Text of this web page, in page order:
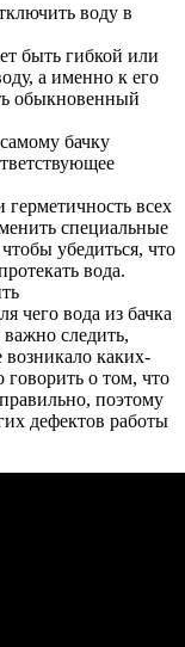
воду в
быть гибкой или
а именно к его
обыкновенный
бачку
герметичность всех
специальные
убедиться, что
вода.
чего вода из бачка
важно следить,
возникало каких-
о том, что
поэтому
дефектов работы